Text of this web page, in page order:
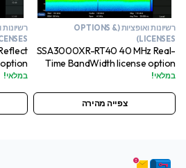
רשיונות ואופציות (OPTIONS &
LICENSES)
SSA3000XR-RT40 40 MHz Real-
Time BandWidth license option
במלאי!
צפייה מהירה
במלאי!